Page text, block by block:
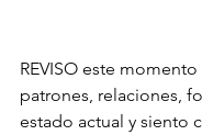
REVISO este
patrones, relaciones,
estado actual y siento